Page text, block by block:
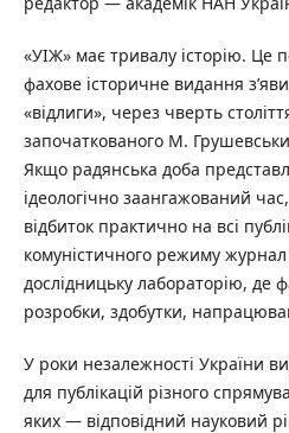
«УІЖ» має тривалу історію. Це
фахове історичне видання
«відлиги», через чверть
започаткованого М.
Якщо радянська доба
ідеологічно заангажований
відбиток практично на всі
комуністичного режиму
дослідницьку лабораторію, де
розробки, здобутки,
У роки незалежності України
для публікацій різного
яких — відповідний науковий